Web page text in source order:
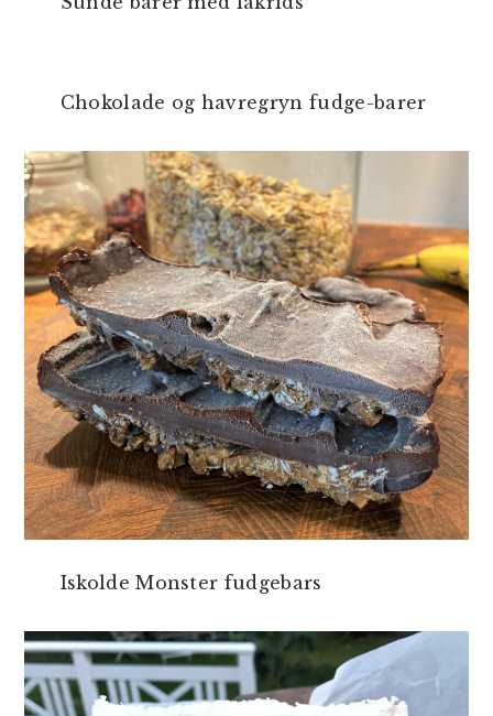
Chokolade og havregryn fudge-barer
Iskolde Monster fudgebars